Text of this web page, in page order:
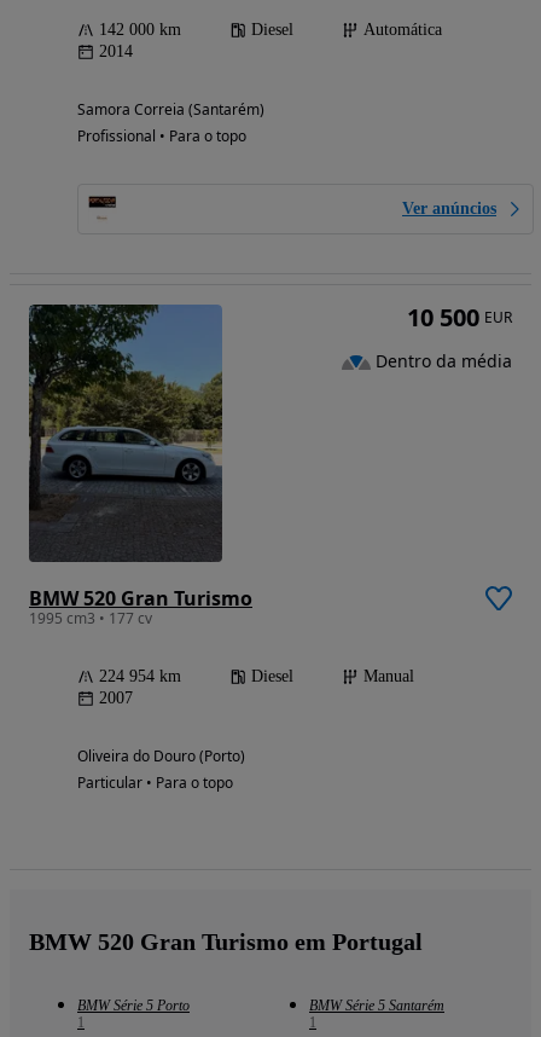
142 000 km Diesel
Automática
2014
Samora Correia (Santarém)
Profissional • Para o topo
Ver anúncios
BMW 520 Gran Turismo
1995 cm3 • 177 cv
224 954 km Diesel
Manual
2007
Oliveira do Douro (Porto)
Particular • Para o topo
10 500 EUR
Dentro da média
BMW 520 Gran Turismo em Portugal
BMW Série 5 Porto
1
BMW Série 5 Santarém
1